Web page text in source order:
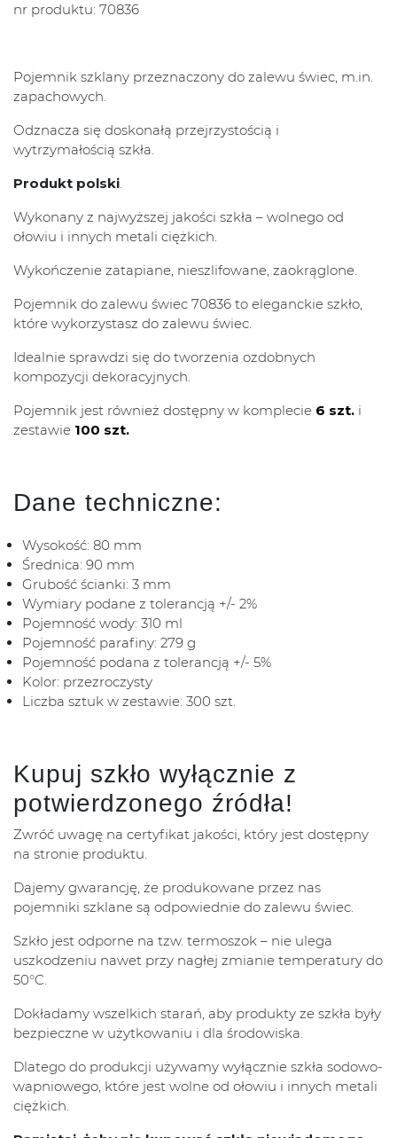
nr produktu: 70836
Pojemnik szklany przeznaczony do zalewu świec, m.in.
zapachowych.
Odznacza się doskonałą przejrzystością i
wytrzymałością szkła.
Produkt polski.
Wykonany z najwyższej jakości szkła – wolnego od
ołowiu i innych metali ciężkich.
Wykończenie zatapiane, nieszlifowane, zaokrąglone.
Pojemnik do zalewu świec 70836 to eleganckie szkło,
które wykorzystasz do zalewu świec.
Idealnie sprawdzi się do tworzenia ozdobnych
kompozycji dekoracyjnych.
Pojemnik jest również dostępny w komplecie 6 szt. i
zestawie 100 szt.
Dane techniczne:
Wysokość: 80 mm
Średnica: 90 mm
Grubość ścianki: 3 mm
Wymiary podane z tolerancją +/- 2%
Pojemność wody: 310 ml
Pojemność parafiny: 279 g
Pojemność podana z tolerancją +/- 5%
Kolor: przezroczysty
Liczba sztuk w zestawie: 300 szt.
Kupuj szkło wyłącznie z
potwierdzonego źródła!
Zwróć uwagę na certyfikat jakości, który jest dostępny
na stronie produktu.
Dajemy gwarancję, że produkowane przez nas
pojemniki szklane są odpowiednie do zalewu świec.
Szkło jest odporne na tzw. termoszok – nie ulega
uszkodzeniu nawet przy nagłej zmianie temperatury do
50°C.
Dokładamy wszelkich starań, aby produkty ze szkła były
bezpieczne w użytkowaniu i dla środowiska.
Dlatego do produkcji używamy wyłącznie szkła sodowo-
wapniowego, które jest wolne od ołowiu i innych metali
ciężkich.